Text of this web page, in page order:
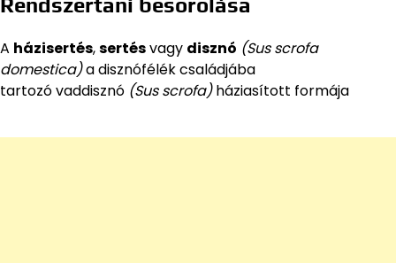
A házisertés,sertésvagy disznó (Sus scrofa
domestica)a disznófélék családjába
tartozó vaddisznó (Sus scrofa)háziasított formája